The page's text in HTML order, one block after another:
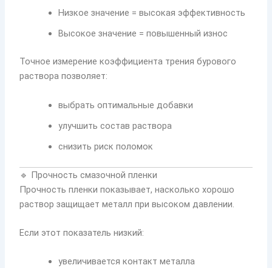
Низкое значение = высокая эффективность
Высокое значение = повышенный износ
Точное измерение коэффициента трения бурового
раствора позволяет:
выбрать оптимальные добавки
улучшить состав раствора
снизить риск поломок
🔹 Прочность смазочной пленки
Прочность пленки показывает, насколько хорошо
раствор защищает металл при высоком давлении.
Если этот показатель низкий:
увеличивается контакт металла